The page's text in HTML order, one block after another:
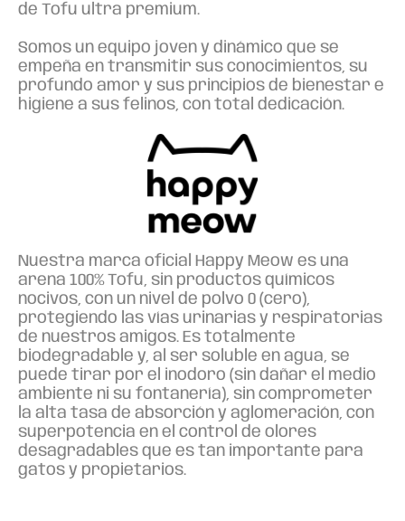
de Tofu ultra premium.
Somos un equipo joven y dinámico que se
empeña en transmitir sus conocimientos, su
profundo amor y sus principios de bienestar e
higiene a sus felinos, con total dedicación.
Nuestra marca oficial Happy Meow es una
arena 100% Tofu, sin productos químicos
nocivos, con un nivel de polvo 0 (cero),
protegiendo las vías urinarias y respiratorias
de nuestros amigos. Es totalmente
biodegradable y, al ser soluble en agua, se
puede tirar por el inodoro (sin dañar el medio
ambiente ni su fontanería), sin comprometer
la alta tasa de absorción y aglomeración, con
superpotencia en el control de olores
desagradables que es tan importante para
gatos y propietarios.